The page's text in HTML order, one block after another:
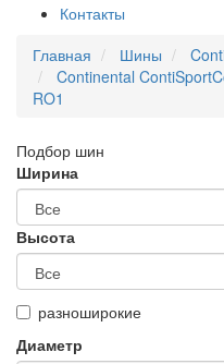
Контакты
Главная
Шины
Continental
RO1
Подбор шин
Ширина
Высота
разноширокие
Диаметр